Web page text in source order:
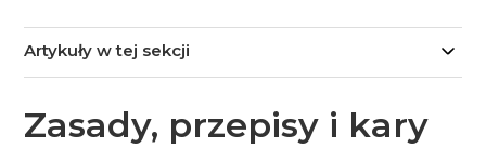
Artykuły w tej sekcji
Zasady, przepisy i kary